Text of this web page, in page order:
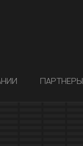
ПАРТНЕРЫ